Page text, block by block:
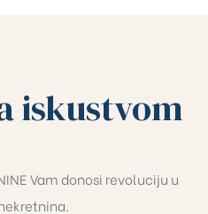
iskustvom
Vam donosi revoluciju u